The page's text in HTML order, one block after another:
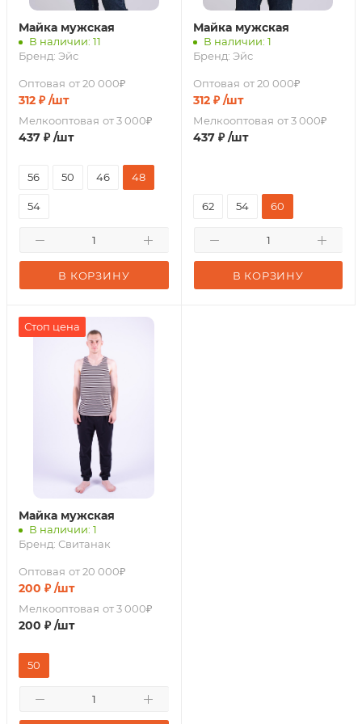
Майка мужская
В наличии: 11
Бренд: Эйс
Оптовая от 20 000₽
312 ₽ /шт
Мелкооптовая от 3 000₽
437 ₽ /шт
В КОРЗИНУ
56 50 46 48
54
Майка мужская
В наличии: 1
Бренд: Эйс
Оптовая от 20 000₽
312₽ /шт
Мелкооптовая от 3 000₽
437₽ /шт
В КОРЗИНУ
62 54 60
Стоп цена
Майка мужская
В наличии: 1
Бренд: Свитанак
Оптовая от 20 000₽
200 ₽ /шт
Мелкооптовая от 3 000₽
200 ₽ /шт
50